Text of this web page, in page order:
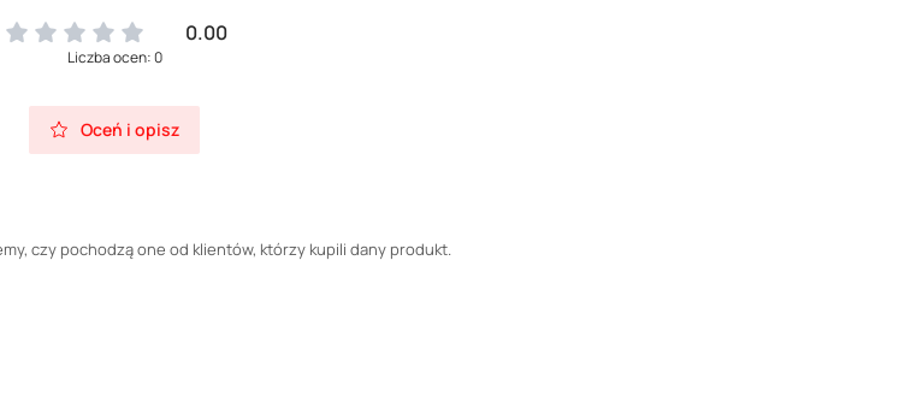
0.00
Liczba ocen: 0
Oceń i opisz
czy pochodzą one od klientów, którzy kupili dany produkt.